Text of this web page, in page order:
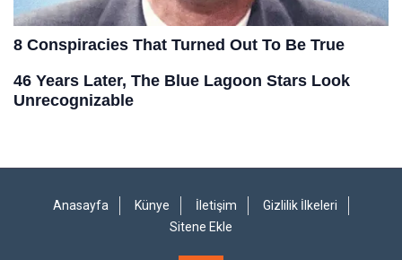
Anasayfa Künye İletişim
Gizlilik İlkeleri
Sitene Ekle